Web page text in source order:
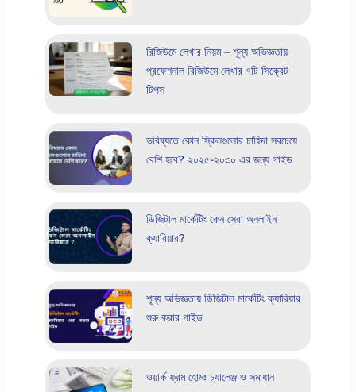
রিজিউমে লেখার নিয়ম – শূন্য অভিজ্ঞতায়
প্রফেশনাল রিজিউমে লেখার ৭টি সিক্রেট
টিপস
ভবিষ্যতে কোন স্কিলগুলোর চাহিদা সবচেয়ে
বেশি হবে? ২০২৫-২০৩০ এর জন্য গাইড
ডিজিটাল মার্কেটিং কেন সেরা অনলাইন
ক্যারিয়ার?
শূন্য অভিজ্ঞতায় ডিজিটাল মার্কেটিং ক্যারিয়ার
শুরু করার গাইড
ওয়ার্ক ফ্রম হোমঃ চ্যালেঞ্জ ও সমাধান